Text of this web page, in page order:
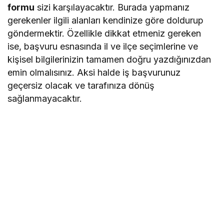
formu sizi karşılayacaktır. Burada yapmanız
gerekenler ilgili alanları kendinize göre doldurup
göndermektir. Özellikle dikkat etmeniz gereken
ise, başvuru esnasında il ve ilçe seçimlerine ve
kişisel bilgilerinizin tamamen doğru yazdığınızdan
emin olmalısınız. Aksi halde iş başvurunuz
geçersiz olacak ve tarafınıza dönüş
sağlanmayacaktır.